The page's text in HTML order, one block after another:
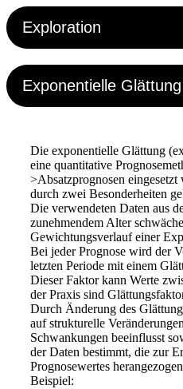
Exploration
Exponentielle Glättung
Die exponentielle Glättung
eine quantitative
>Absatzprognosen
durch zwei Besonderheiten
Die verwendeten Daten aus
zunehmendem Alter
Gewichtungsverlauf einer
Bei jeder Prognose wird der
letzten Periode mit einem
Dieser Faktor kann Werte
der Praxis sind
Durch Änderung des
auf strukturelle
Schwankungen beeinflusst
der Daten bestimmt, die zur
Prognosewertes
Beispiel: